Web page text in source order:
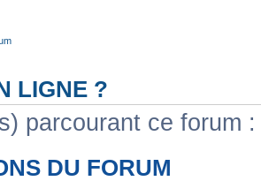
LIGNE ?
parcourant ce forum
DU FORUM